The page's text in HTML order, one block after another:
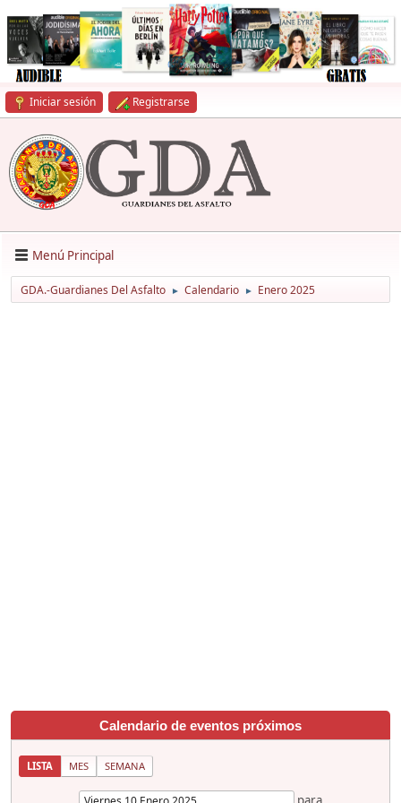
Iniciar sesión Registrarse
Menú Principal
GDA.-Guardianes Del Asfalto ► Calendario ► Enero 2025
Calendario de eventos próximos
LISTA MES SEMANA